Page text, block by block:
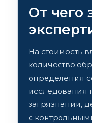
От чего
На стоимость
количество
определения
исследования
загрязнений,
с